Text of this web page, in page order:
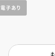
電子あり